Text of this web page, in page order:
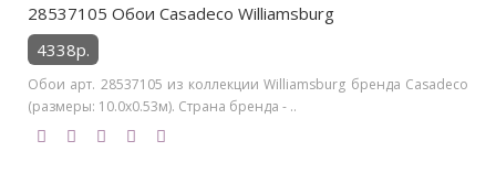
28537105 Обои Casadeco Williamsburg
4338р.
Обои арт. 28537105 из коллекции Williamsburg бренда Casadeco
(размеры: 10.0х0.53м). Страна бренда - ..